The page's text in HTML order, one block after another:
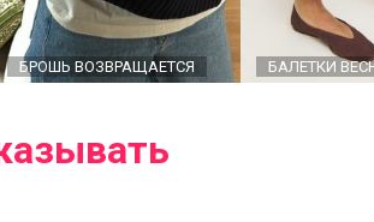
БРОШЬ ВОЗВРАЩАЕТСЯ БАЛЕТКИ